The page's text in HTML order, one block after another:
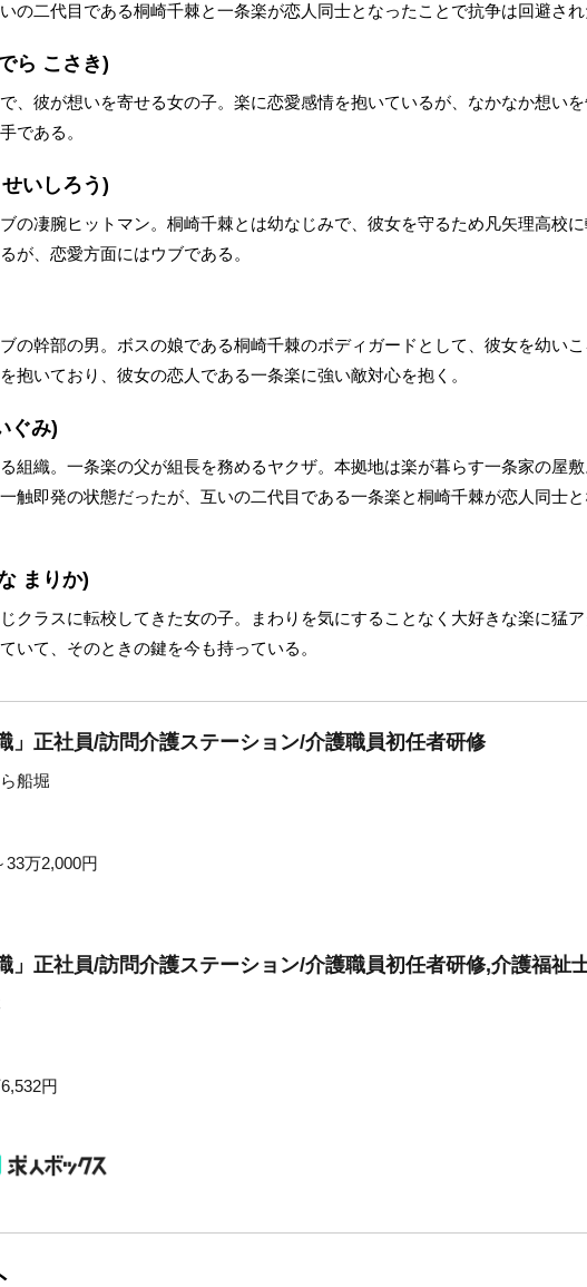
の二代目である桐崎千棘と一条楽が恋人同士となったことで抗争は回避され
ら こさき)
、彼が想いを寄せる女の子。楽に恋愛感情を抱いているが、なかなか想い
である。
いしろう)
の凄腕ヒットマン。桐崎千棘とは幼なじみで、彼女を守るため凡矢理高校
が、恋愛方面にはウブである。
の幹部の男。ボスの娘である桐崎千棘のボディガードとして、彼女を幼い
抱いており、彼女の恋人である一条楽に強い敵対心を抱く。
ぐみ)
る組織。一条楽の父が組長を務めるヤクザ。本拠地は楽が暮らす一条家の屋
触即発の状態だったが、互いの二代目である一条楽と桐崎千棘が恋人同士
まりか)
クラスに転校してきた女の子。まわりを気にすることなく大好きな楽に猛
いて、そのときの鍵を今も持っている。
」正社員/訪問介護ステーション/介護職員初任者研修
船堀
33万2,000円
」正社員/訪問介護ステーション/介護職員初任者研修,介護福祉
円